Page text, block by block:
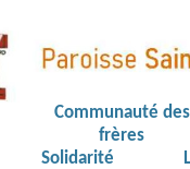
Communauté des
frères
Solidarité